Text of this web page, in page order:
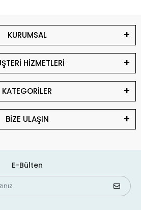
KURUMSAL
HİZMETLERİ
KATEGORİLER
BİZE ULAŞIN
E-Bülten